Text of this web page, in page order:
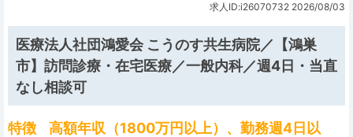
求人ID:i26070732 2026/08/03
医療法人社団鴻愛会 こうのす共生病院／【鴻巣
市】訪問診療・在宅医療／一般内科／週4日・当直
なし相談可
特徴 高額年収（1800万円以上）、勤務週4日以